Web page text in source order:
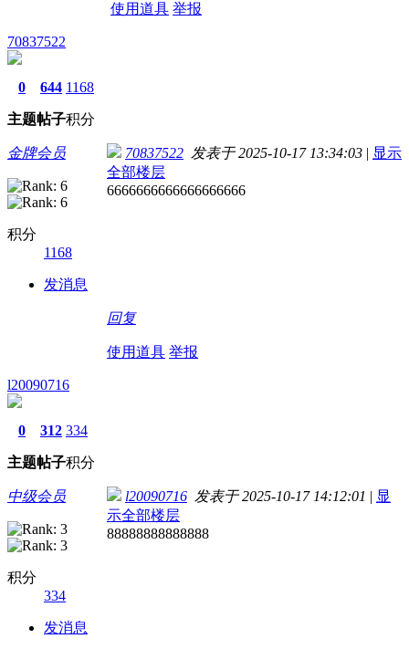
使用道具 举报
70837522
0
主题
644
帖子
1168
积分
金牌会员
积分
1168
发消息
70837522 发表于 2025-10-17 13:34:03 | 显示
全部楼层
6666666666666666666
回复
使用道具 举报
l20090716
0
主题
312
帖子
334
积分
中级会员
积分
334
发消息
l20090716 发表于 2025-10-17 14:12:01 | 显
示全部楼层
88888888888888